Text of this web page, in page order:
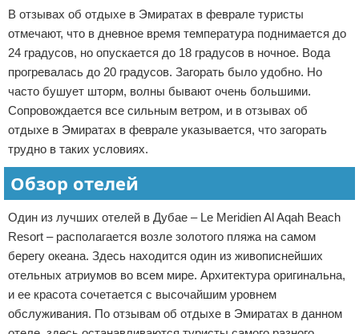
В отзывах об отдыхе в Эмиратах в феврале туристы
отмечают, что в дневное время температура поднимается до
24 градусов, но опускается до 18 градусов в ночное. Вода
прогревалась до 20 градусов. Загорать было удобно. Но
часто бушует шторм, волны бывают очень большими.
Сопровождается все сильным ветром, и в отзывах об
отдыхе в Эмиратах в феврале указывается, что загорать
трудно в таких условиях.
Обзор отелей
Один из лучших отелей в Дубае – Le Meridien Al Aqah Beach
Resort – располагается возле золотого пляжа на самом
берегу океана. Здесь находится один из живописнейших
отельных атриумов во всем мире. Архитектура оригинальна,
и ее красота сочетается с высочайшим уровнем
обслуживания. По отзывам об отдыхе в Эмиратах в данном